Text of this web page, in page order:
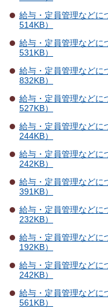
給与・定員管理などに
514KB）
給与・定員管理などに
531KB）
給与・定員管理などに
832KB）
給与・定員管理などに
527KB）
給与・定員管理などに
244KB）
給与・定員管理などに
242KB）
給与・定員管理などに
391KB）
給与・定員管理などに
232KB）
給与・定員管理などに
192KB）
給与・定員管理などに
242KB）
給与・定員管理などに
561KB）